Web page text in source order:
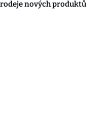
nových produktů